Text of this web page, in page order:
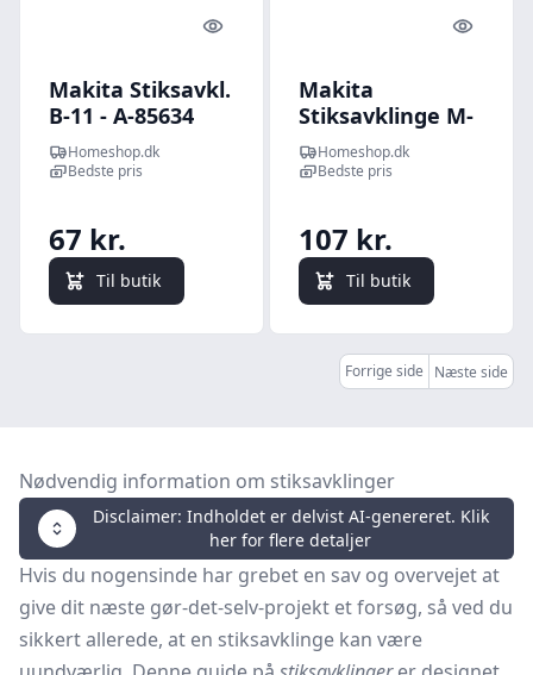
Quick look
Makita Stiksavkl.
B-11 - A-85634
Homeshop.dk
Bedste pris
67 kr.
Til butik
Quick
Makita
Stiksavklinge M-
force St006bi - P-
45733
Homeshop.dk
Bedste pris
107 kr.
Til butik
Forrige side Næste side
Nødvendig information om stiksavklinger
Disclaimer: Indholdet er delvist AI-genereret. Klik
her for flere detaljer
Hvis du nogensinde har grebet en sav og overvejet at
give dit næste gør-det-selv-projekt et forsøg, så ved du
sikkert allerede, at en stiksavklinge kan være